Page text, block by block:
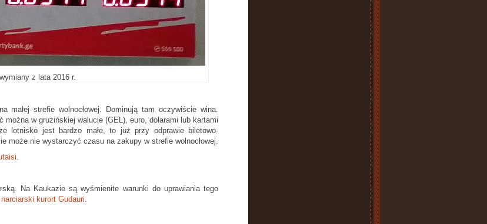
z lata 2016 r.
małej strefie wolnocłowej. Dominują tam oczywiście wina.
można w gruzińskiej walucie (GEL), euro, dolarami lub kartami
lotnisko jest bardzo małe, to już przy odprawie biletowo-
może nie wystarczyć czasu na zakupy w strefie wolnocłowej.
.
Na Kaukazie są wyśmienite warunki do uprawiania tego
kurort Gudauri.